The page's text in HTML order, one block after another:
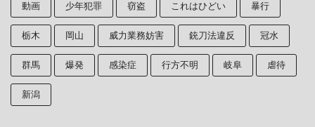
動画 少年犯罪 窃盗 これはひどい 暴行
栃木 岡山 威力業務妨害 銃刀法違反 冠水
群馬 爆発 感染症 行方不明 岐阜 虐待
新潟